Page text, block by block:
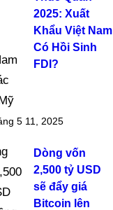
2025: Xuất
Khẩu Việt Nam
Có Hồi Sinh
FDI?
5 11, 2025
Dòng vốn
2,500 tỷ USD
sẽ đẩy giá
Bitcoin lên